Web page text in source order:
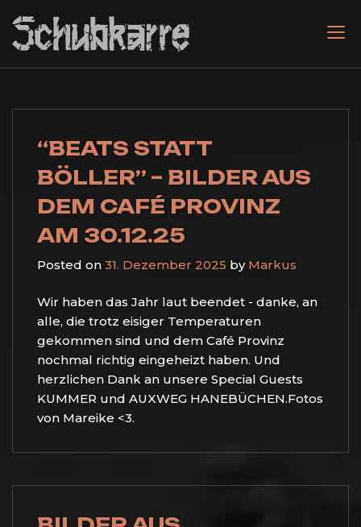
content
“BEATS STATT
BÖLLER” – BILDER AUS
DEM CAFÉ PROVINZ
AM 30.12.25
Posted on 31. Dezember 2025 by Markus
Wir haben das Jahr laut beendet - danke, an
alle, die trotz eisiger Temperaturen
gekommen sind und dem Café Provinz
nochmal richtig eingeheizt haben. Und
herzlichen Dank an unsere Special Guests
KUMMER und AUXWEG HANEBÜCHEN.Fotos
von Mareike <3.